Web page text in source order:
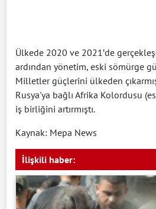
Ülkede 2020 ve 2021’de
ardından yönetim, eski sömürge
Milletler güçlerini ülkeden
Rusya'ya bağlı Afrika Kolordusu
iş birliğini artırmıştı.
Kaynak: Mepa News
İlişkili haber: